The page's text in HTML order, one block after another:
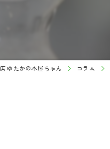
ゆたかの本屋ちゃん コラム